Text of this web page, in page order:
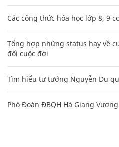
Các công thức hóa học lớp 8, 9
Tổng hợp những status hay về
đổi cuộc đời
Tìm hiểu tư tưởng Nguyễn Du
Phó Đoàn ĐBQH Hà Giang